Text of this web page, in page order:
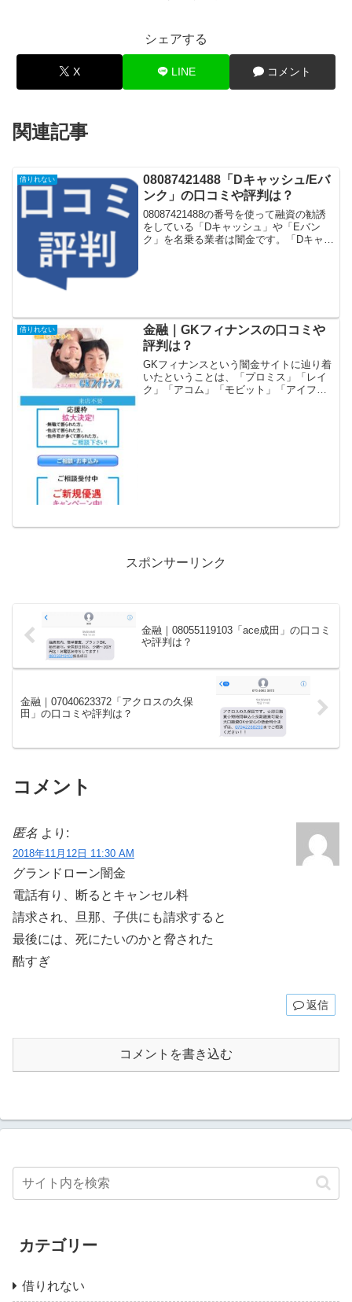
シェアする
X LINE コメント
関連記事
借りれない
08087421488「Dキャッシュ/Eバ
ンク」の口コミや評判は？
08087421488の番号を使って融資の勧誘
をしている「Dキャッシュ」や「Eバン
ク」を名乗る業者は闇金です。「Dキャッ
借りれない
金融｜GKフィナンスの口コミや
評判は？
GKフィナンスという闇金サイトに辿り着
いたということは、「プロミス」「レイ
ク」「アコム」「モビット」「アイフ
スポンサーリンク
金融｜08055119103「ace成田」の口コミ
や評判は？
金融｜07040623372「アクロスの久保
田」の口コミや評判は？
コメント
匿名 より:
2018年11月12日 11:30 AM
グランドローン闇金
電話有り、断るとキャンセル料
請求され、旦那、子供にも請求すると
最後には、死にたいのかと脅された
酷すぎ
返信
コメントを書き込む
カテゴリー
借りれない